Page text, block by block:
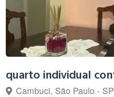
Cambuci, São Paulo - SP